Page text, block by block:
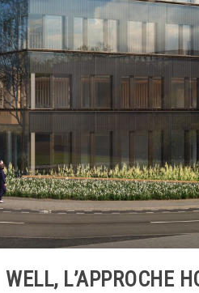
WELL, L’APPROCHE